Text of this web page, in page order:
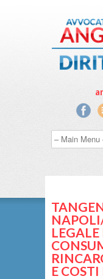
E